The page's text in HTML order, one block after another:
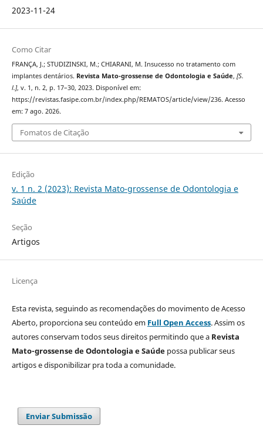
2023-11-24
Como Citar
FRANÇA, J.; STUDIZINSKI, M.; CHIARANI, M. Insucesso no tratamento com
implantes dentários. Revista Mato-grossense de Odontologia e Saúde, [S.
l.], v. 1, n. 2, p. 17–30, 2023. Disponível em:
https://revistas.fasipe.com.br/index.php/REMATOS/article/view/236. Acesso
em: 7 ago. 2026.
Fomatos de Citação
Edição
v. 1 n. 2 (2023): Revista Mato-grossense de Odontologia e
Saúde
Seção
Artigos
Licença
Esta revista, seguindo as recomendações do movimento de Acesso
Aberto, proporciona seu conteúdo em Full Open Access. Assim os
autores conservam todos seus direitos permitindo que a Revista
Mato-grossense de Odontologia e Saúdepossa publicar seus
artigos e disponibilizar pra toda a comunidade.
Enviar Submissão